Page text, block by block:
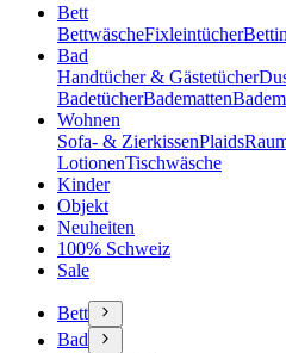
Bett
BettwäscheFixleintücher
Bad
Handtücher & Gästetücher
BadetücherBadematten
Wohnen
Sofa- & ZierkissenPlaids
LotionenTischwäsche
Kinder
Objekt
Neuheiten
100% Schweiz
Sale
Bett
Bad